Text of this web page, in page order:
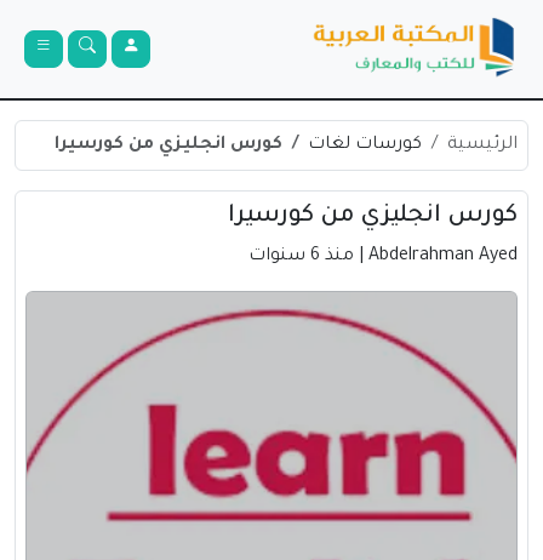
الرئيسية كورسات لغات كورس انجليزي من كورسيرا
كورس انجليزي من كورسيرا
Abdelrahman Ayed | منذ 6 سنوات